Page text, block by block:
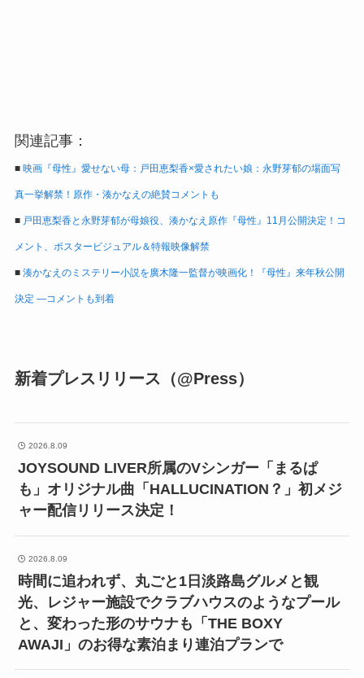
関連記事：
■ 映画『母性』愛せない母：戸田恵梨香×愛されたい娘：永野芽郁の場面写
真一挙解禁！原作・湊かなえの絶賛コメントも
■ 戸田恵梨香と永野芽郁が母娘役、湊かなえ原作『母性』11月公開決定！コ
メント、ポスタービジュアル＆特報映像解禁
■ 湊かなえのミステリー小説を廣木隆一監督が映画化！『母性』来年秋公開
決定 ―コメントも到着
新着プレスリリース（@Press）
2026.8.09
JOYSOUND LIVER所属のVシンガー「まるぱ
も」オリジナル曲「HALLUCINATION？」初メジ
ャー配信リリース決定！
2026.8.09
時間に追われず、丸ごと1日淡路島グルメと観
光、レジャー施設でクラブハウスのようなプール
と、変わった形のサウナも「THE BOXY
AWAJI」のお得な素泊まり連泊プランで